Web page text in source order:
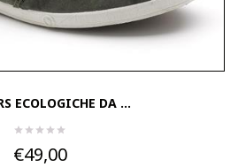
ECOLOGICHE DA ...
€49,00